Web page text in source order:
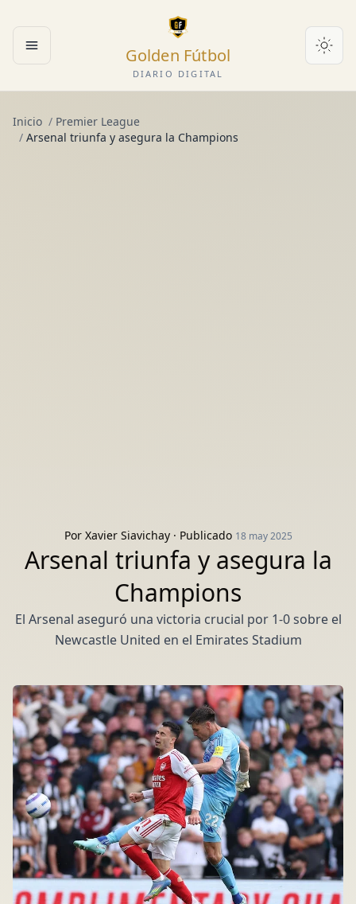
Abrir menú Golden Fútbol
DIARIO DIGITAL
Inicio / Premier League
/ Arsenal triunfa y asegura la Champions
Por Xavier Siavichay· Publicado 18 may 2025
Arsenal triunfa y asegura la
Champions
El Arsenal aseguró una victoria crucial por 1-0 sobre el
Newcastle United en el Emirates Stadium